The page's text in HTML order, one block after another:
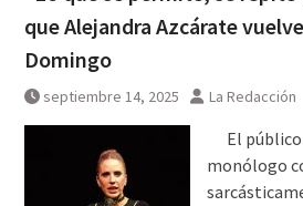
que Alejandra Azcárate
Domingo
septiembre 14, 2025 La Redacción
El público
monólogo